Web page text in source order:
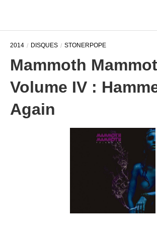
2014 DISQUES STONERPOPE
Mammoth
Volume IV :
Again